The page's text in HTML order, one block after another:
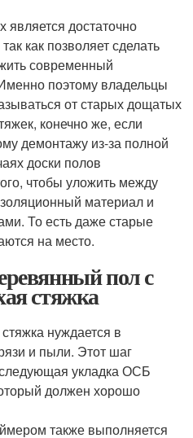
является достаточно
как позволяет сделать
современный
поэтому владельцы
от старых дощатых
конечно же, если
демонтажу из-за полной
доски полов
чтобы уложить между
материал и
То есть даже старые
на место.
пол с
стяжка
нуждается в
и пыли. Этот шаг
укладка ОСБ
должен хорошо
также выполняется